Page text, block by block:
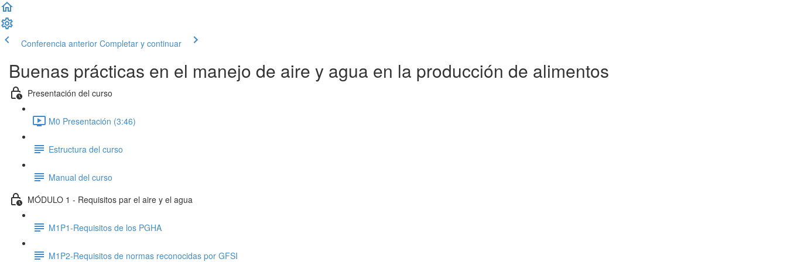
Conferencia anterior Completar y continuar
Buenas prácticas en el manejo de aire y agua en la producción de alimentos
Presentación del curso
M0 Presentación (3:46)
Estructura del curso
Manual del curso
MÓDULO 1 - Requisitos par el aire y el agua
M1P1-Requisitos de los PGHA
M1P2-Requisitos de normas reconocidas por GFSI